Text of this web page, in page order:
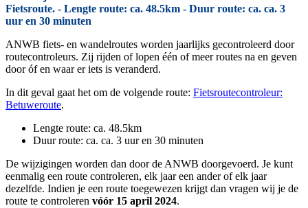
Fietsroute. - Lengte route: ca. 48.5km - Duur route: ca. ca. 3
uur en 30 minuten
ANWB fiets- en wandelroutes worden jaarlijks gecontroleerd door
routecontroleurs. Zij rijden of lopen één of meer routes na en geven
door óf en waar er iets is veranderd.
In dit geval gaat het om de volgende route: Fietsroutecontroleur:
Betuweroute.
Lengte route: ca. 48.5km
Duur route: ca. ca. 3 uur en 30 minuten
De wijzigingen worden dan door de ANWB doorgevoerd. Je kunt
eenmalig een route controleren, elk jaar een ander of elk jaar
dezelfde. Indien je een route toegewezen krijgt dan vragen wij je de
route te controleren vóór 15 april 2024.